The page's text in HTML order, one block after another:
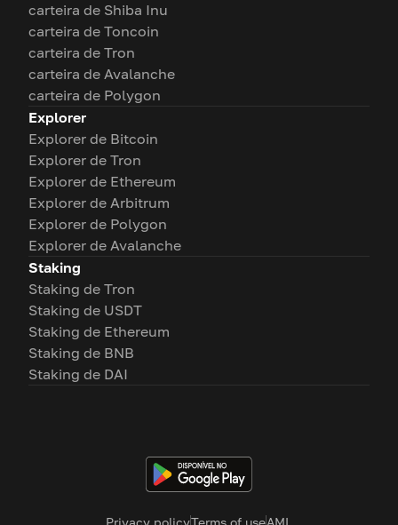
Privacy policyTerms of useAML
carteira de Shiba Inu
carteira de Toncoin
carteira de Tron
carteira de Avalanche
carteira de Polygon
Explorer
Explorer de Bitcoin
Explorer de Tron
Explorer de Ethereum
Explorer de Arbitrum
Explorer de Polygon
Explorer de Avalanche
Staking
Staking de Tron
Staking de USDT
Staking de Ethereum
Staking de BNB
Staking de DAI